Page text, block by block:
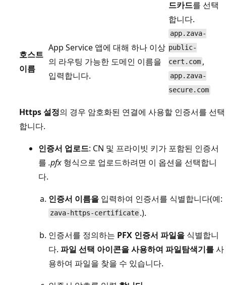
드카드를 선택
합니다.
호스트
이름
App Service 앱에 대해 하나 이상
의 라우팅 가능한 도메인 이름을
입력합니다.
app.zava-
public-
cert.com ,
app.zava-
secure.com
Https 설정의 경우 암호화된 연결에 사용할 인증서를 선택
합니다.
인증서 업로드: CN 및 프라이빗 키가 포함된 인증서
를 .pfx 형식으로 업로드하려면 이 옵션을 선택합니
다.
인증서 이름을 입력하여 인증서를 식별합니다(예:
zava-https-certificate .).
인증서를 정의하는 PFX 인증서 파일을 식별합니
다. 파일 선택 아이콘을 사용하여 파일탐색기를사
용하여 파일을 찾을 수 있습니다.